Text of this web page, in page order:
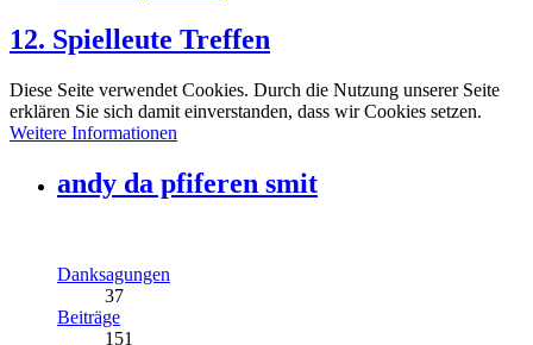
12. Spielleute Treffen
Diese Seite verwendet Cookies. Durch die Nutzung unserer Seite
erklären Sie sich damit einverstanden, dass wir Cookies setzen.
Weitere Informationen
andy da pfiferen smit
Danksagungen
37
Beiträge
151